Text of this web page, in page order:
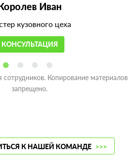
Иван
кузовного цеха
КОНСУЛЬТАЦИЯ
сотрудников. Копирование материалов
запрещено.
К НАШЕЙ КОМАНДЕ >>>